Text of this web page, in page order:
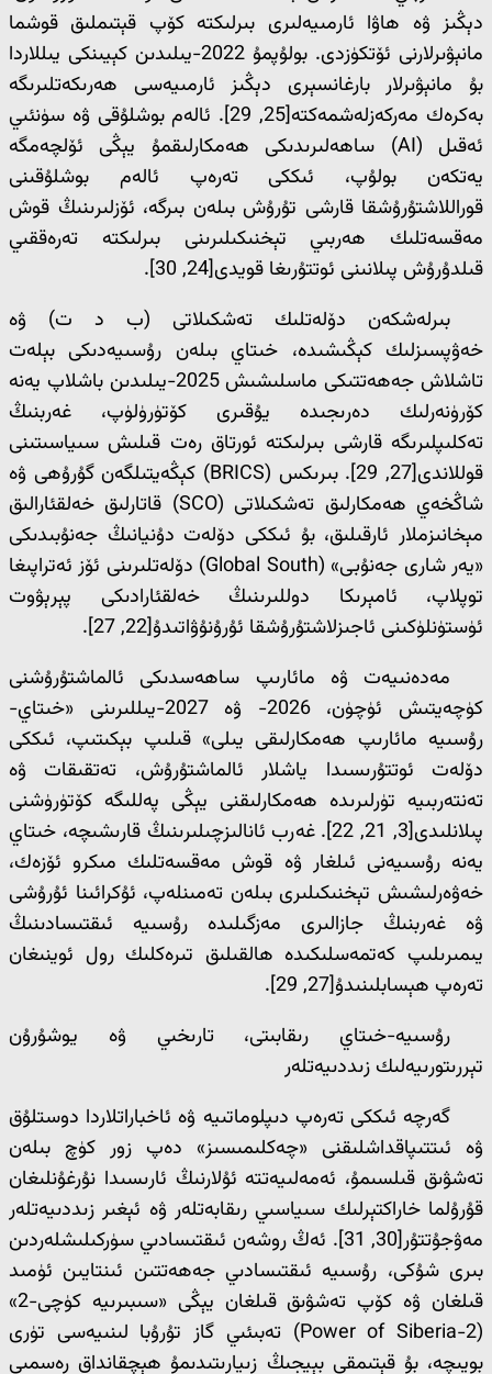
دېڭىز ۋە ھاۋا ئارمىيەلىرى بىرلىكتە كۆپ قېتىملىق قوشما
مانېۋىرلارنى ئۆتكۈزدى. بولۇپمۇ 2022-يىلىدىن كېيىنكى يىللاردا
بۇ مانېۋىرلار بارغانسېرى دېڭىز ئارمىيەسى ھەرىكەتلىرىگە
بەكرەك مەركەزلەشمەكتە[25, 29]. ئالەم بوشلۇقى ۋە سۈنئىي
ئەقىل (AI) ساھەلىرىدىكى ھەمكارلىقمۇ يېڭى ئۆلچەمگە
يەتكەن بولۇپ، ئىككى تەرەپ ئالەم بوشلۇقىنى
قوراللاشتۇرۇشقا قارشى تۇرۇش بىلەن بىرگە، ئۆزلىرىنىڭ قوش
مەقسەتلىك ھەربىي تېخنىكىلىرىنى بىرلىكتە تەرەققىي
قىلدۇرۇش پىلانىنى ئوتتۇرىغا قويدى[24, 30].
بىرلەشكەن دۆلەتلىك تەشكىلاتى (ب د ت) ۋە
خەۋپسىزلىك كېڭىشىدە، خىتاي بىلەن رۇسىيەدىكى بېلەت
تاشلاش جەھەتتىكى ماسلىشىش 2025-يىلىدىن باشلاپ يەنە
كۆرۈنەرلىك دەرىجىدە يۇقىرى كۆتۈرۈلۈپ، غەربنىڭ
تەكلىپلىرىگە قارشى بىرلىكتە ئورتاق رەت قىلىش سىياسىتىنى
قوللاندى[27, 29]. بىرىكس (BRICS) كېڭەيتىلگەن گۇرۇھى ۋە
شاڭخەي ھەمكارلىق تەشكىلاتى (SCO) قاتارلىق خەلقئارالىق
مېخانىزملار ئارقىلىق، بۇ ئىككى دۆلەت دۇنيانىڭ جەنۇبىدىكى
«يەر شارى جەنۇبى» (Global South) دۆلەتلىرىنى ئۆز ئەتراپىغا
توپلاپ، ئامېرىكا دوللىرىنىڭ خەلقئارادىكى پېرېۋوت
ئۈستۈنلۈكىنى ئاجىزلاشتۇرۇشقا ئۇرۇنۇۋاتىدۇ[22, 27].
مەدەنىيەت ۋە مائارىپ ساھەسدىكى ئالماشتۇرۇشنى
كۈچەيتىش ئۈچۈن، 2026- ۋە 2027-يىللىرىنى «خىتاي-
رۇسىيە مائارىپ ھەمكارلىقى يىلى» قىلىپ بېكىتىپ، ئىككى
دۆلەت ئوتتۇرىسىدا ياشلار ئالماشتۇرۇش، تەتقىقات ۋە
تەنتەربىيە تۈرلىرىدە ھەمكارلىقنى يېڭى پەللىگە كۆتۈرۈشنى
پىلانلىدى[3, 21, 22]. غەرب ئانالىزچىلىرىنىڭ قارىشىچە، خىتاي
يەنە رۇسىيەنى ئىلغار ۋە قوش مەقسەتلىك مىكرو ئۆزەك،
خەۋەرلىشىش تېخنىكىلىرى بىلەن تەمىنلەپ، ئۇكرائىنا ئۇرۇشى
ۋە غەربنىڭ جازالىرى مەزگىلىدە رۇسىيە ئىقتىسادىنىڭ
يىمىرىلىپ كەتمەسلىكىدە ھالقىلىق تىرەكلىك رول ئوينىغان
تەرەپ ھېسابلىنىدۇ[27, 29].
رۇسىيە-خىتاي رىقابىتى، تارىخىي ۋە يوشۇرۇن
تېررىتورىيەلىك زىددىيەتلەر
گەرچە ئىككى تەرەپ دىپلوماتىيە ۋە ئاخباراتلاردا دوستلۇق
ۋە ئىتتىپاقداشلىقنى «چەكلىمىسىز» دەپ زور كۈچ بىلەن
تەشۋىق قىلسىمۇ، ئەمەلىيەتتە ئۇلارنىڭ ئارىسىدا نۇرغۇنلىغان
قۇرۇلما خاراكتېرلىك سىياسىي رىقابەتلەر ۋە ئېغىر زىددىيەتلەر
مەۋجۇتتۇر[30, 31]. ئەڭ روشەن ئىقتىسادىي سۈركىلىشلەردىن
بىرى شۇكى، رۇسىيە ئىقتىسادىي جەھەتتىن ئىنتايىن ئۈمىد
قىلغان ۋە كۆپ تەشۋىق قىلغان يېڭى «سىبىرىيە كۈچى-2»
(Power of Siberia-2) تەبىئىي گاز تۇرۇبا لىنىيەسى تۈرى
بويىچە، بۇ قېتىمقى بېيجىڭ زىيارىتىدىمۇ ھېچقانداق رەسمىي